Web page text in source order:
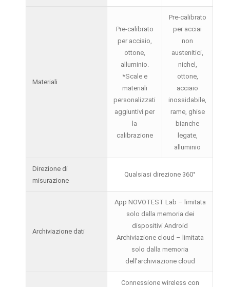
Materiali
Pre-calibrato
per acciaio,
ottone,
alluminio.
*Scale e
materiali
personalizzati
aggiuntivi per
la
calibrazione
Pre-calibrato
per acciai
non
austenitici,
nichel,
ottone,
acciaio
inossidabile,
rame, ghise
bianche
legate,
alluminio
Direzione di
misurazione
Qualsiasi direzione 360°
Archiviazione dati
App NOVOTEST Lab – limitata
solo dalla memoria dei
dispositivi Android
Archiviazione cloud – limitata
solo dalla memoria
dell'archiviazione cloud
Connessione wireless con